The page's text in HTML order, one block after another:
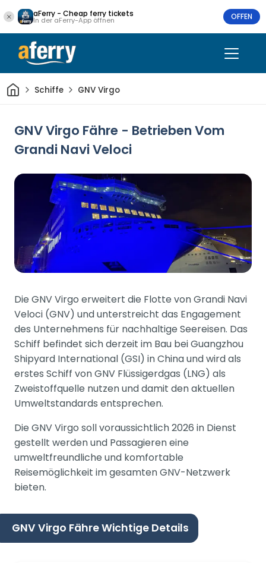
aFerry - Cheap ferry tickets
In der aFerry-App öffnen OFFEN
HeimSchiffe GNV Virgo
GNV Virgo Fähre - Betrieben Vom
Grandi Navi Veloci
Die GNV Virgo erweitert die Flotte von Grandi Navi
Veloci (GNV) und unterstreicht das Engagement
des Unternehmens für nachhaltige Seereisen. Das
Schiff befindet sich derzeit im Bau bei Guangzhou
Shipyard International (GSI) in China und wird als
erstes Schiff von GNV Flüssigerdgas (LNG) als
Zweistoffquelle nutzen und damit den aktuellen
Umweltstandards entsprechen.
Die GNV Virgo soll voraussichtlich 2026 in Dienst
gestellt werden und Passagieren eine
umweltfreundliche und komfortable
Reisemöglichkeit im gesamten GNV-Netzwerk
bieten.
GNV Virgo Fähre Wichtige Details